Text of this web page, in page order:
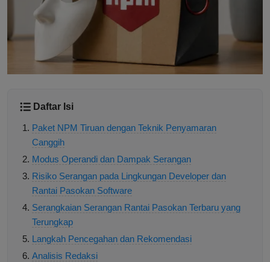
Daftar Isi
Paket NPM Tiruan dengan Teknik Penyamaran
Canggih
Modus Operandi dan Dampak Serangan
Risiko Serangan pada Lingkungan Developer dan
Rantai Pasokan Software
Serangkaian Serangan Rantai Pasokan Terbaru yang
Terungkap
Langkah Pencegahan dan Rekomendasi
Analisis Redaksi